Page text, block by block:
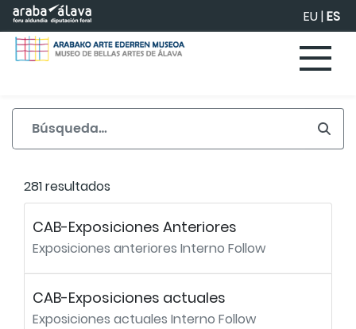
Saltar al contenido principal EU|ES
281 resultados
CAB-Exposiciones Anteriores
Exposiciones anteriores Interno Follow
CAB-Exposiciones actuales
Exposiciones actuales Interno Follow